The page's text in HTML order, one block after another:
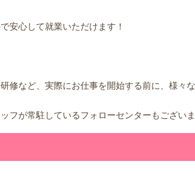
安心して就業いただけます！
修など、実際にお仕事を開始する前に、様々
フが常駐しているフォローセンターもございま